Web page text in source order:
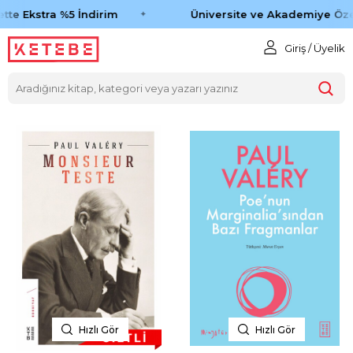
Ekstra %5 İndirim Üniversite ve Akademiye
Giriş / Üyelik
Hızlı Gör Hızlı Gör